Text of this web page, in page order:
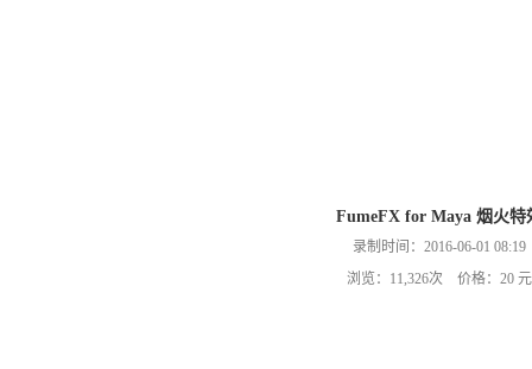
FumeFX for Maya 烟火特
录制时间：2016-06-01 08:19
浏览：11,326次 价格：20 元